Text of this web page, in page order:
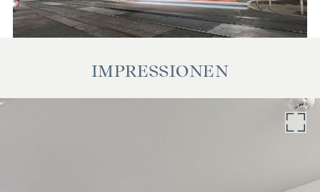
diesbezüglich zu einem entsprechenden Rechtsgeschäft
kommt, verrechnen wir Ihnen eine Vermittlungsprovision
wir in einem wirtschaftlichen Naheverhältnis zur Verkäuferin
Wir weisen darauf hin, dass zwischen dem Vermittler und
IMPRESSIONEN